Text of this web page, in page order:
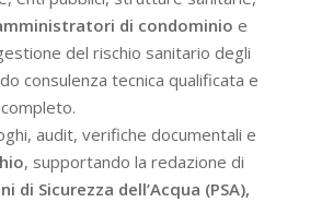
di condominio e
del rischio sanitario degli
consulenza tecnica qualificata e
audit, verifiche documentali e
, supportando la redazione di
di Sicurezza dell’Acqua (PSA),